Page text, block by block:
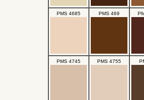
PMS 4685 PMS 469
PMS 4745 PMS 4755